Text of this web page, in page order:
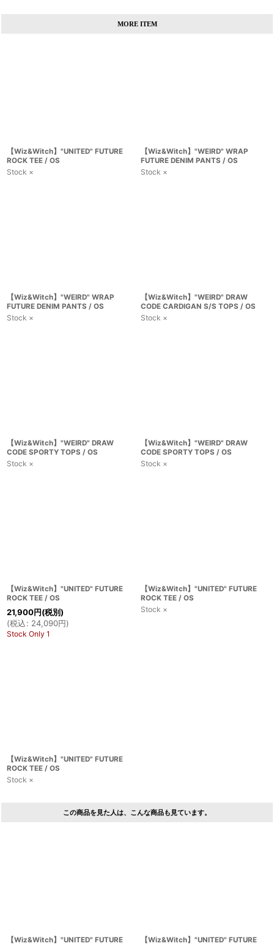
MORE ITEM
【Wiz&Witch】"UNITED" FUTURE
ROCK TEE / OS
Stock ×
【Wiz&Witch】"WEIRD" WRAP
FUTURE DENIM PANTS / OS
Stock ×
【Wiz&Witch】"WEIRD" WRAP
FUTURE DENIM PANTS / OS
Stock ×
【Wiz&Witch】"WEIRD" DRAW
CODE CARDIGAN S/S TOPS / OS
Stock ×
【Wiz&Witch】"WEIRD" DRAW
CODE SPORTY TOPS / OS
Stock ×
【Wiz&Witch】"WEIRD" DRAW
CODE SPORTY TOPS / OS
Stock ×
【Wiz&Witch】"UNITED" FUTURE
ROCK TEE / OS
21,900円(税別)
(税込: 24,090円)
Stock Only 1
【Wiz&Witch】"UNITED" FUTURE
ROCK TEE / OS
Stock ×
【Wiz&Witch】"UNITED" FUTURE
ROCK TEE / OS
Stock ×
この商品を見た人は、こんな商品も見ています。
【Wiz&Witch】"UNITED" FUTURE
【Wiz&Witch】"UNITED" FUTURE